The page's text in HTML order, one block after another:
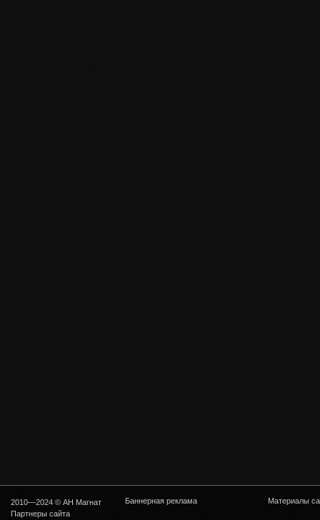
2010—2024 © АН Магнат
Партнеры сайта
Баннерная реклама Материалы